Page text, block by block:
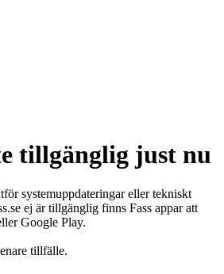
tillgänglig just nu
systemuppdateringar eller tekniskt
ej är tillgänglig finns Fass appar att
Google Play.
tillfälle.